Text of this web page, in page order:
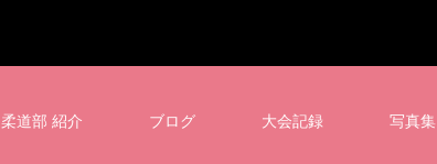
柔道部 紹介 ブログ 大会記録 写真集